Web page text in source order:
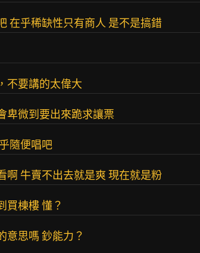
在乎稀缺性只有商人 是不是搞錯
不要講的太偉大
卑微到要出來跪求讓票
隨便唱吧
啊 牛賣不出去就是爽 現在就是粉
買棟樓 懂？
意思嗎 鈔能力？